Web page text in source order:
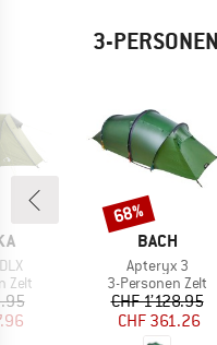
3-
Zelt
Preis
MARKE
BACH
Artikel
Apteryx 3
Produktgruppe
3-Personen Zelt
Preis
CHF 1’128.95
CHF 361.26
Rabatt
68%